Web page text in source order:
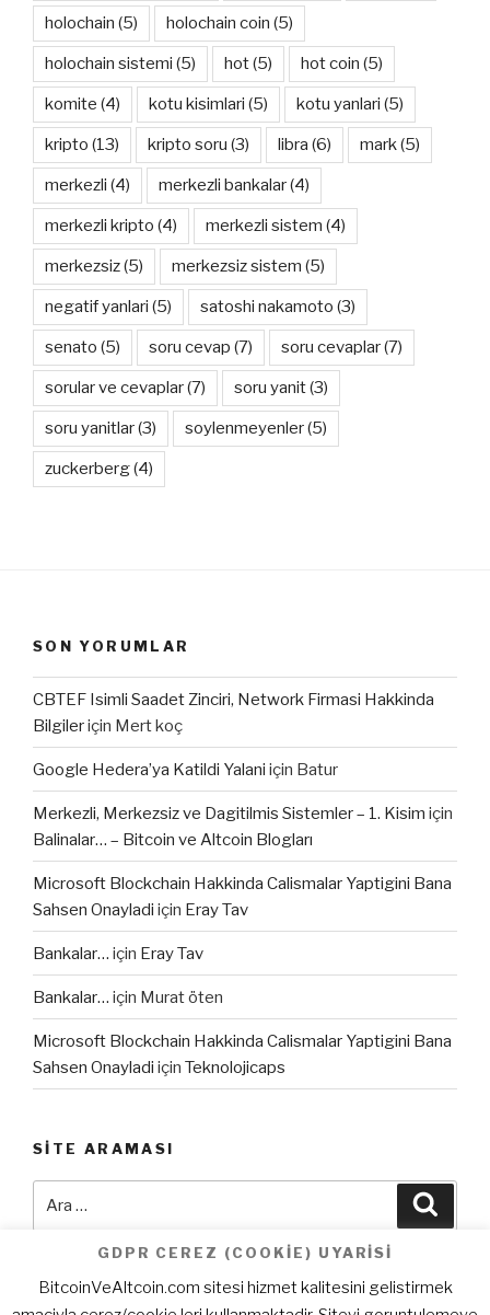
holochain (5) holochain coin (5)
holochain sistemi (5) hot(5) hot coin (5)
komite (4) kotu kisimlari (5) kotu yanlari (5)
kripto (13) kripto soru (3) libra (6) mark(5)
merkezli (4) merkezli bankalar(4)
merkezli kripto (4) merkezli sistem (4)
merkezsiz(5) merkezsiz sistem (5)
negatif yanlari (5) satoshi nakamoto (3)
senato (5) soru cevap (7) soru cevaplar(7)
sorular ve cevaplar(7) soru yanit(3)
soru yanitlar(3) soylenmeyenler(5)
zuckerberg(4)
SON YORUMLAR
CBTEF Isimli Saadet Zinciri, Network Firmasi Hakkinda
Bilgileriçin Mert koç
Google Hedera’ya Katildi Yalani için Batur
Merkezli, Merkezsiz ve Dagitilmis Sistemler – 1. Kisim için
Balinalar… – Bitcoin ve Altcoin Blogları
Microsoft Blockchain Hakkinda Calismalar Yaptigini Bana
Sahsen Onayladi için Eray Tav
Bankalar… için Eray Tav
Bankalar… için Murat öten
Microsoft Blockchain Hakkinda Calismalar Yaptigini Bana
Sahsen Onayladi için Teknolojicaps
SITE ARAMASI
GDPR CEREZ (COOKIE) UYARISI
BitcoinVeAltcoin.com sitesi hizmet kalitesini gelistirmek